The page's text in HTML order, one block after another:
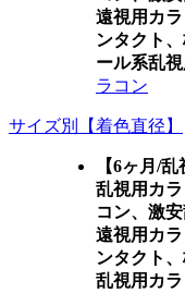
遠視用カ
ンタクト
ール系乱
ラコン
サイズ別【着色直径】
【6ヶ月/
乱視用カ
コン、激
遠視用カ
ンタクト
乱視用カ